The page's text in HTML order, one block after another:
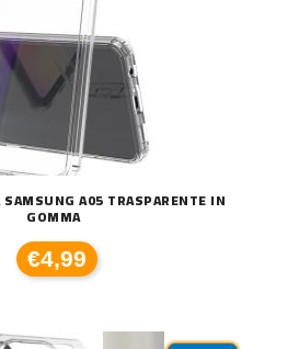
SAMSUNG A05 TRASPARENTE IN
GOMMA
€4,99